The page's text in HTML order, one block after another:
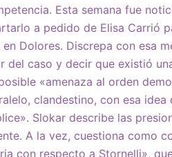
Esta semana fue
a pedido de Elisa Carrió
Dolores. Discrepa con esa
del caso y decir que existió
«amenaza al orden
clandestino, con esa
Slokar describe las
A la vez, cuestiona como
con respecto a Stornelli»,